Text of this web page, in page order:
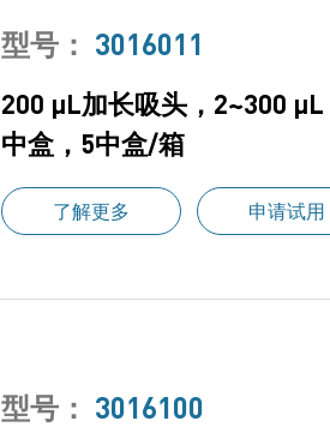
型号： 3016011
200 μL加长吸头，2~300
中盒，5中盒/箱
了解更多 申请试用
型号： 3016100